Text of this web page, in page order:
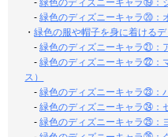
-緑色のディズニーキャラ⑳：
・緑色の服や帽子を身に着ける
-緑色のディズニーキャラ㉑：
-緑色のディズニーキャラ㉒：
ス）
-緑色のディズニーキャラ㉓：
-緑色のディズニーキャラ㉔：
-緑色のディズニーキャラ㉕：